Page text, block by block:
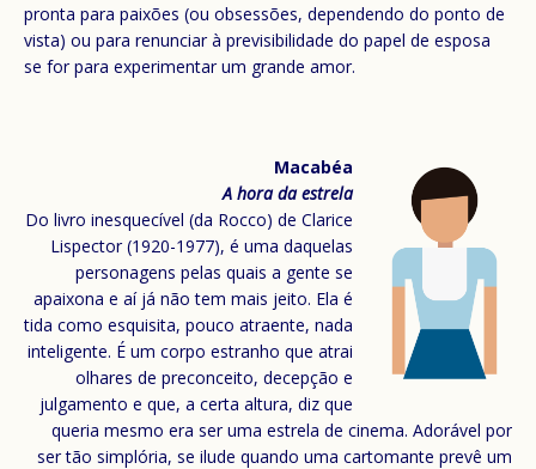
pronta para paixões (ou obsessões, dependendo do ponto de
vista) ou para renunciar à previsibilidade do papel de esposa
se for para experimentar um grande amor.
Macabéa
A hora da estrela
Do livro inesquecível (da Rocco) de Clarice
Lispector (1920-1977), é uma daquelas
personagens pelas quais a gente se
apaixona e aí já não tem mais jeito. Ela é
tida como esquisita, pouco atraente, nada
inteligente. É um corpo estranho que atrai
olhares de preconceito, decepção e
julgamento e que, a certa altura, diz que
queria mesmo era ser uma estrela de cinema. Adorável por
ser tão simplória, se ilude quando uma cartomante prevê um